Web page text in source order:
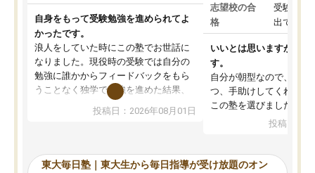
自身をもって受験勉強を進められてよ
かったです。
浪人をしていた時にこの塾でお世話に
なりました。現役時の受験では自分の
勉強に誰かからフィードバックをもら
うことなく独学で勉強を進めた結果、
入試本番に地歴の学習が間に合わず不
合格となってしまいました。その経験
東大毎日塾にたどり着きました。学習
投稿日：2026年08月01日
志望校の合
格
受験して
出ていな
いいとは思いますが、料
す。
自分が朝型なので、自習
つ、手助けしてくれる設
この塾を選びました。
投稿日：
東大毎日塾｜東大生から毎日指導が受け放題のオン